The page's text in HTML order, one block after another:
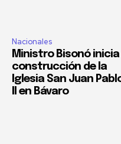
Nacionales
Ministro Bisonó inicia
construcción de la
Iglesia San Juan
II en Bávaro